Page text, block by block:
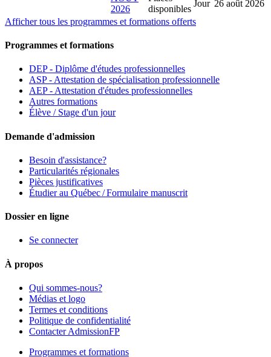
2026
disponibles
Jour 26 août 2026
Afficher tous les programmes et formations offerts
Programmes et formations
DEP - Diplôme d'études professionnelles
ASP - Attestation de spécialisation professionnelle
AEP - Attestation d'études professionnelles
Autres formations
Élève / Stage d'un jour
Demande d'admission
Besoin d'assistance?
Particularités régionales
Pièces justificatives
Étudier au Québec / Formulaire manuscrit
Dossier en ligne
Se connecter
À propos
Qui sommes-nous?
Médias et logo
Termes et conditions
Politique de confidentialité
Contacter AdmissionFP
Programmes et formations